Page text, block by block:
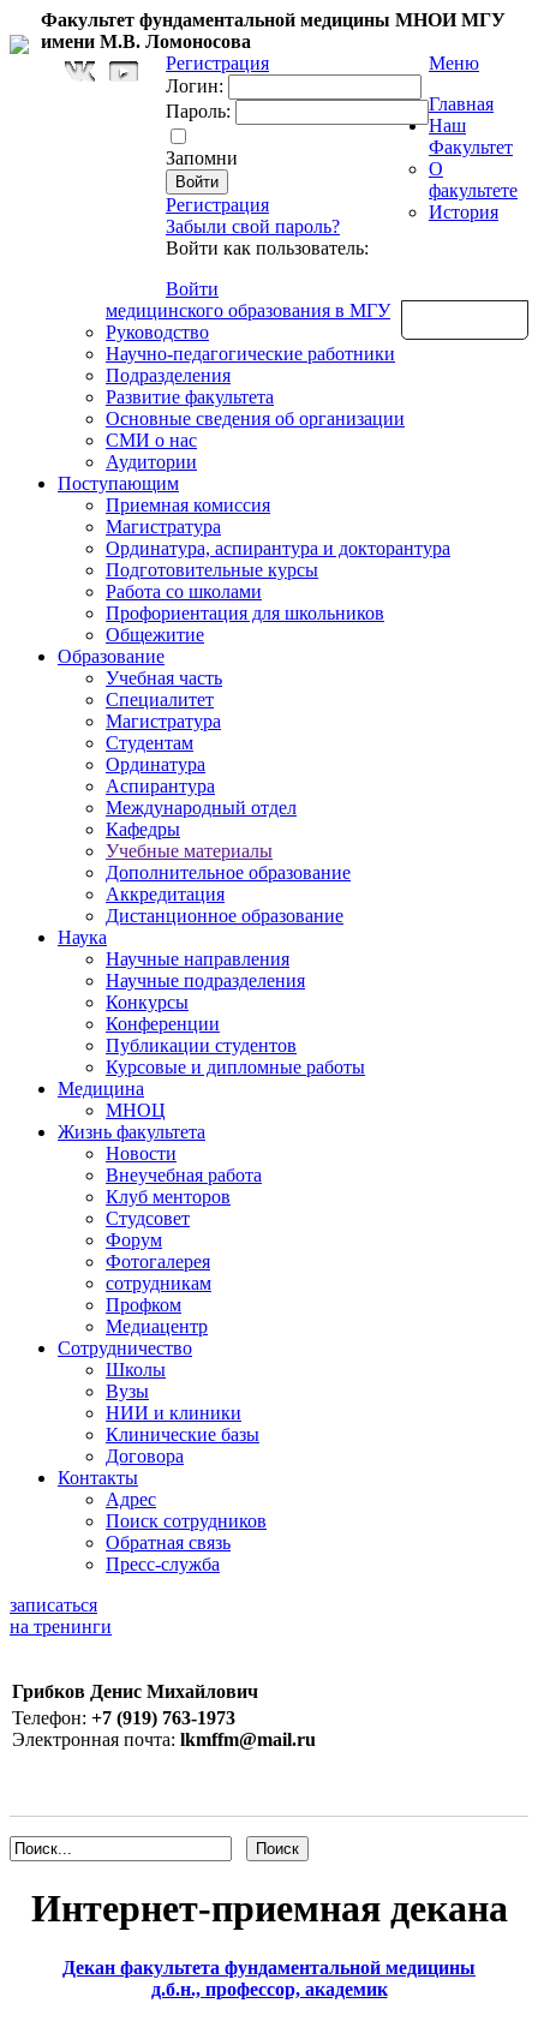
Факультет фундаментальной медицины МНОИ МГУ
имени М.В. Ломоносова
Регистрация
Логин:
Пароль:
Запомни
Регистрация
Забыли свой пароль?
Войти как пользователь:
Войти
Меню
Главная
Наш
Факультет
О
факультете
История
медицинского образования в МГУ
Руководство
Научно-педагогические работники
Подразделения
Развитие факультета
Основные сведения об организации
СМИ о нас
Аудитории
Поступающим
Приемная комиссия
Магистратура
Ординатура, аспирантура и докторантура
Подготовительные курсы
Работа со школами
Профориентация для школьников
Общежитие
Образование
Учебная часть
Специалитет
Магистратура
Студентам
Ординатура
Аспирантура
Международный отдел
Кафедры
Учебные материалы
Дополнительное образование
Аккредитация
Дистанционное образование
Наука
Научные направления
Научные подразделения
Конкурсы
Конференции
Публикации студентов
Курсовые и дипломные работы
Медицина
МНОЦ
Жизнь факультета
Новости
Внеучебная работа
Клуб менторов
Студсовет
Форум
Фотогалерея
сотрудникам
Профком
Медиацентр
Сотрудничество
Школы
Вузы
НИИ и клиники
Клинические базы
Договора
Контакты
Адрес
Поиск сотрудников
Обратная связь
Пресс-служба
записаться
на тренинги
Грибков Денис Михайлович
Телефон: +7 (919) 763-1973
Электронная почта: lkmffm@mail.ru
Интернет-приемная декана
Декан факультета фундаментальной медицины
д.б.н., профессор, академик